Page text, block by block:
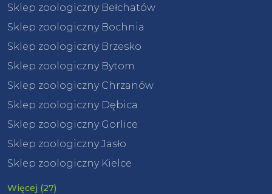
Sklep zoologiczny Bełchatów
Sklep zoologiczny Bochnia
Sklep zoologiczny Brzesko
Sklep zoologiczny Bytom
Sklep zoologiczny Chrzanów
Sklep zoologiczny Dębica
Sklep zoologiczny Gorlice
Sklep zoologiczny Jasło
Sklep zoologiczny Kielce
Więcej (27)